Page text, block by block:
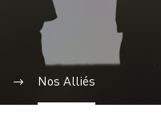
Nos Alliés